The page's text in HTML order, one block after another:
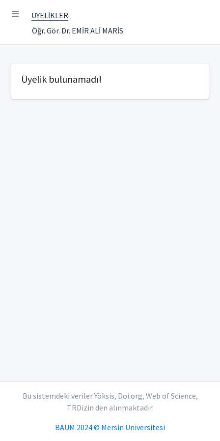
ÜYELİKLER
Öğr. Gör. Dr. EMİR ALİ MARİS
Üyelik bulunamadı!
Bu sistemdeki veriler Yöksis, Doi.org, Web of Science,
TRDizin den alınmaktadır.
BAUM 2024 © Mersin Üniversitesi